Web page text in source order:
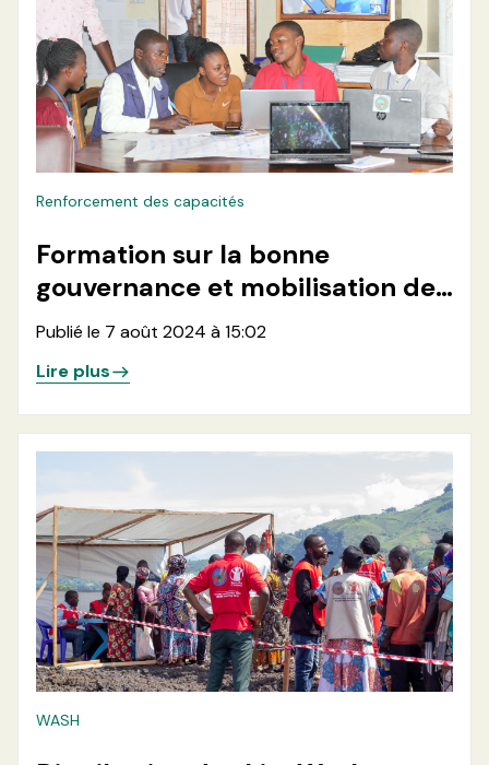
Renforcement des capacités
Formation sur la bonne
gouvernance et mobilisation des
ressources
Publié le 7 août 2024 à 15:02
Lire plus
WASH